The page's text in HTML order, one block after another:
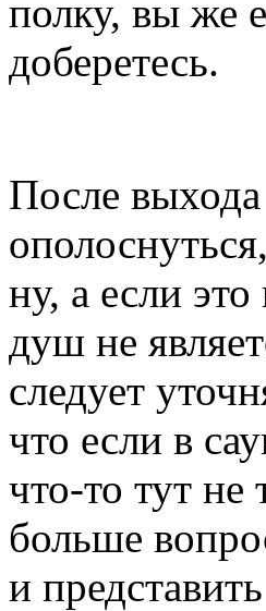
полку, вы же
доберетесь.
После выхода
ну, а если
душ не
следует
что если в
что-то тут не
больше
и